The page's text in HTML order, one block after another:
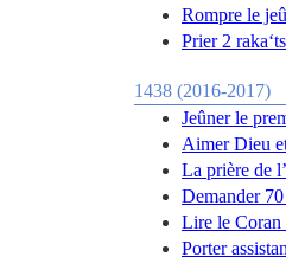
Rompre le
Prier 2
1438 (2016-2017)
Jeûner le
Aimer Dieu
La prière de
Demander
Lire le Coran
Porter